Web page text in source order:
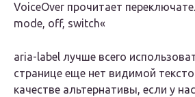
VoiceOver прочитает
mode, off, switch«
aria-label лучше всего
странице еще нет видимой
качестве альтернативы, если у